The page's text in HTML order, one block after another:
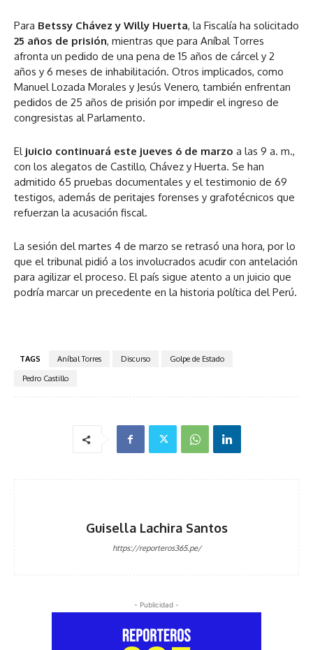
Para Betssy Chávez y Willy Huerta, la Fiscalía ha solicitado
25 años de prisión, mientras que para Aníbal Torres
afronta un pedido de una pena de 15 años de cárcel y 2
años y 6 meses de inhabilitación. Otros implicados, como
Manuel Lozada Morales y Jesús Venero, también enfrentan
pedidos de 25 años de prisión por impedir el ingreso de
congresistas al Parlamento.
El juicio continuará este jueves 6 de marzo a las 9 a. m.,
con los alegatos de Castillo, Chávez y Huerta. Se han
admitido 65 pruebas documentales y el testimonio de 69
testigos, además de peritajes forenses y grafotécnicos que
refuerzan la acusación fiscal.
La sesión del martes 4 de marzo se retrasó una hora, por lo
que el tribunal pidió a los involucrados acudir con antelación
para agilizar el proceso. El país sigue atento a un juicio que
podría marcar un precedente en la historia política del Perú.
TAGS Aníbal Torres Discurso
Golpe de Estado
Pedro Castillo
Guisella Lachira Santos
https://reporteros365.pe/
- Publicidad -